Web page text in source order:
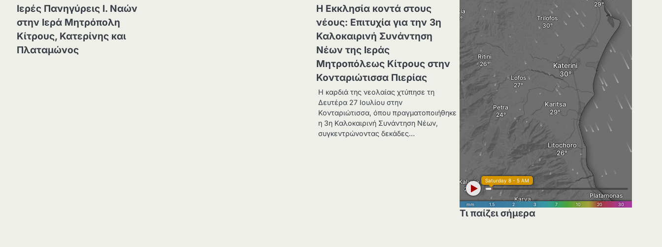
Ιερές Πανηγύρεις Ι. Ναών
στην Ιερά Μητρόπολη
Κίτρους, Κατερίνης και
Πλαταμώνος
Η Εκκλησία κοντά στους
νέους: Επιτυχία για την 3η
Καλοκαιρινή Συνάντηση
Νέων της Ιεράς
Μητροπόλεως Κίτρους στην
Κονταριώτισσα Πιερίας
Η καρδιά της νεολαίας χτύπησε τη
Δευτέρα 27 Ιουλίου στην
Κονταριώτισσα, όπου πραγματοποιήθηκε
η 3η Καλοκαιρινή Συνάντηση Νέων,
συγκεντρώνοντας δεκάδες…
Τι παίζει σήμερα